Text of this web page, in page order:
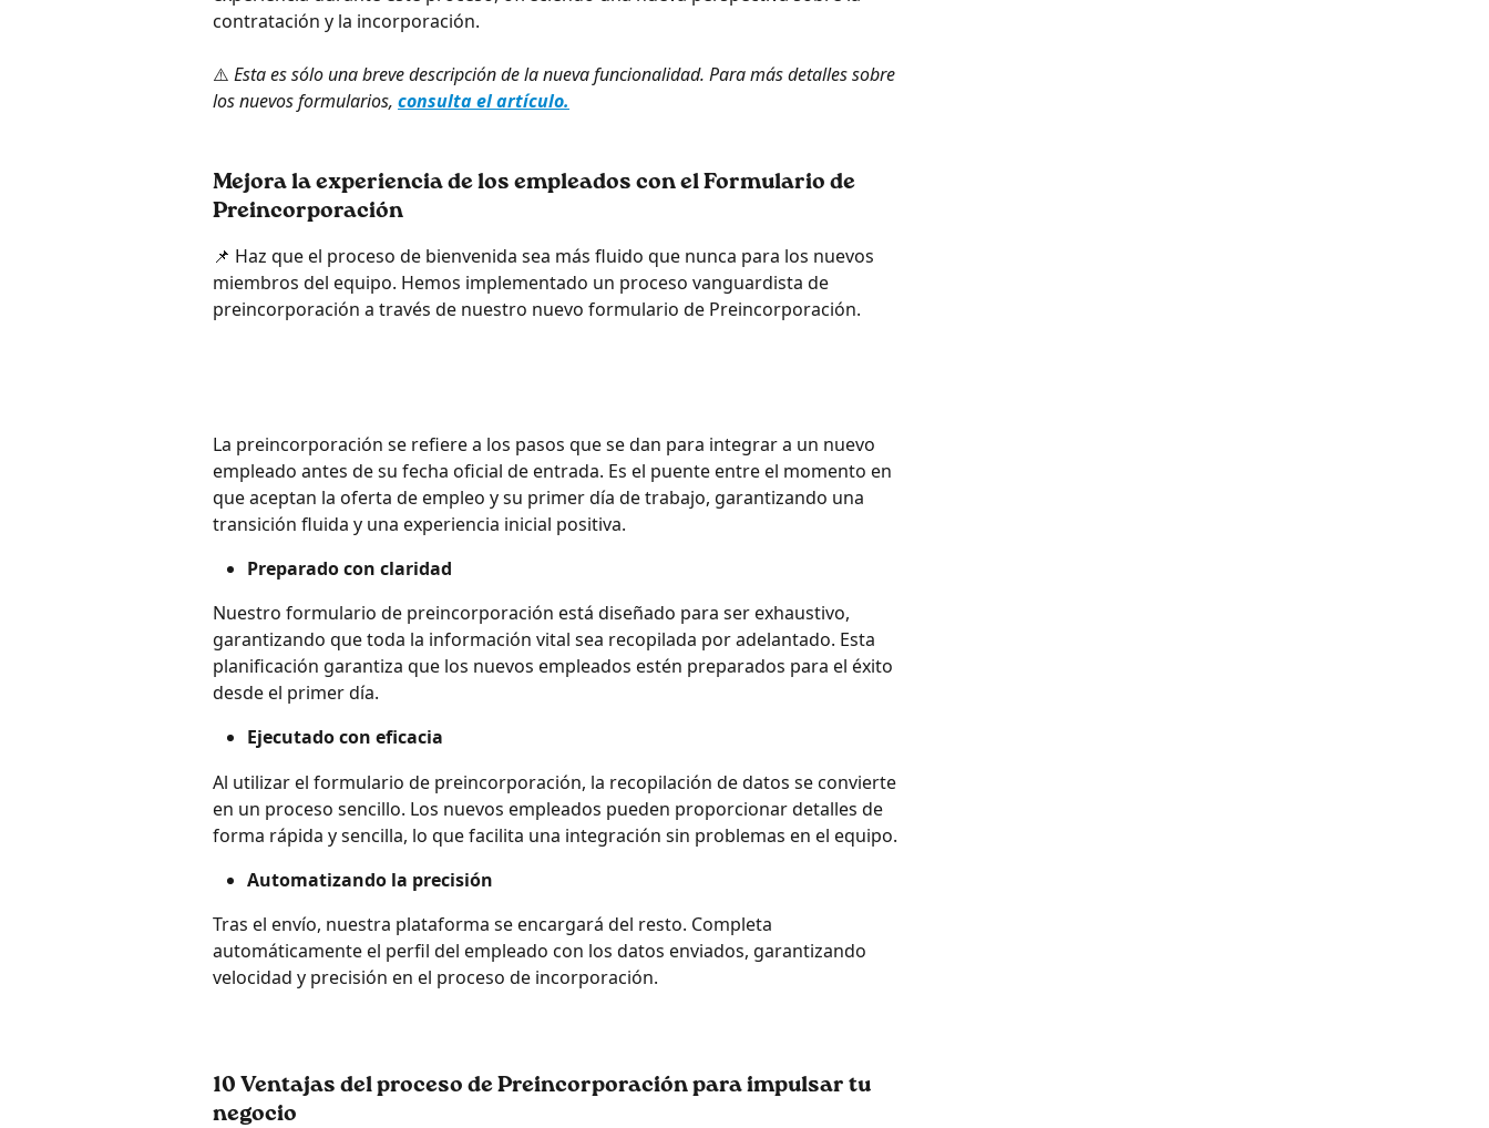
contratación y la incorporación.
⚠️ Esta es sólo una breve descripción de la nueva funcionalidad. Para más detalles sobre
los nuevos formularios, consulta el artículo.
Mejora la experiencia de los empleados con el Formulario de
Preincorporación
📌 Haz que el proceso de bienvenida sea más fluido que nunca para los nuevos
miembros del equipo. Hemos implementado un proceso vanguardista de
preincorporación a través de nuestro nuevo formulario de Preincorporación.
La preincorporación se refiere a los pasos que se dan para integrar a un nuevo
empleado antes de su fecha oficial de entrada. Es el puente entre el momento en
que aceptan la oferta de empleo y su primer día de trabajo, garantizando una
transición fluida y una experiencia inicial positiva.
Preparado con claridad
Nuestro formulario de preincorporación está diseñado para ser exhaustivo,
garantizando que toda la información vital sea recopilada por adelantado. Esta
planificación garantiza que los nuevos empleados estén preparados para el éxito
desde el primer día.
Ejecutado con eficacia
Al utilizar el formulario de preincorporación, la recopilación de datos se convierte
en un proceso sencillo. Los nuevos empleados pueden proporcionar detalles de
forma rápida y sencilla, lo que facilita una integración sin problemas en el equipo.
Automatizando la precisión
Tras el envío, nuestra plataforma se encargará del resto. Completa
automáticamente el perfil del empleado con los datos enviados, garantizando
velocidad y precisión en el proceso de incorporación.
10 Ventajas del proceso de Preincorporación para impulsar tu
negocio